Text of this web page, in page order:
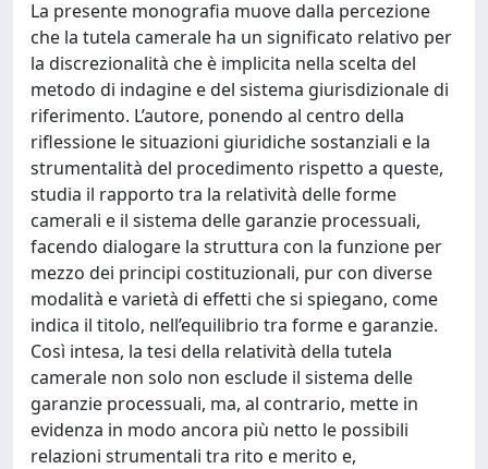
La presente monografia muove dalla percezione
che la tutela camerale ha un significato relativo per
la discrezionalità che è implicita nella scelta del
metodo di indagine e del sistema giurisdizionale di
riferimento. L’autore, ponendo al centro della
riflessione le situazioni giuridiche sostanziali e la
strumentalità del procedimento rispetto a queste,
studia il rapporto tra la relatività delle forme
camerali e il sistema delle garanzie processuali,
facendo dialogare la struttura con la funzione per
mezzo dei principi costituzionali, pur con diverse
modalità e varietà di effetti che si spiegano, come
indica il titolo, nell’equilibrio tra forme e garanzie.
Così intesa, la tesi della relatività della tutela
camerale non solo non esclude il sistema delle
garanzie processuali, ma, al contrario, mette in
evidenza in modo ancora più netto le possibili
relazioni strumentali tra rito e merito e,